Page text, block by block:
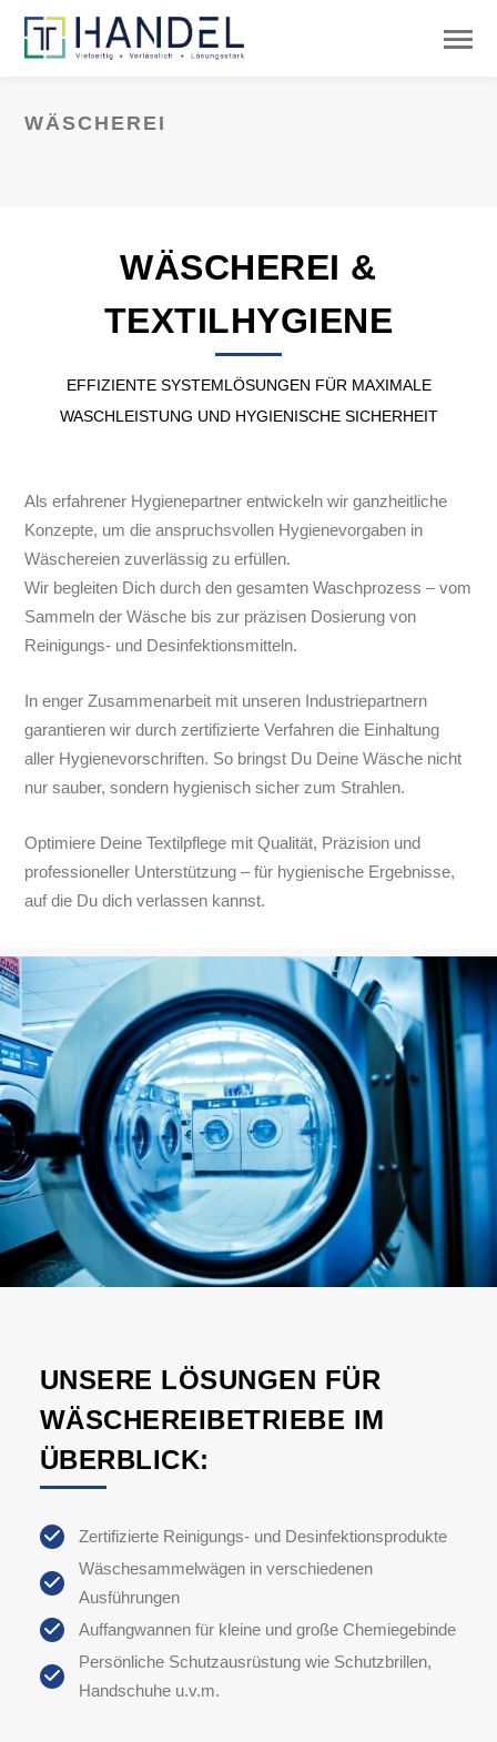
WÄSCHEREI
WÄSCHEREI &
TEXTILHYGIENE
EFFIZIENTE SYSTEMLÖSUNGEN FÜR MAXIMALE
WASCHLEISTUNG UND HYGIENISCHE SICHERHEIT
Als erfahrener Hygienepartner entwickeln wir ganzheitliche
Konzepte, um die anspruchsvollen Hygienevorgaben in
Wäschereien zuverlässig zu erfüllen.
Wir begleiten Dich durch den gesamten Waschprozess – vom
Sammeln der Wäsche bis zur präzisen Dosierung von
Reinigungs- und Desinfektionsmitteln.
In enger Zusammenarbeit mit unseren Industriepartnern
garantieren wir durch zertifizierte Verfahren die Einhaltung
aller Hygienevorschriften. So bringst Du Deine Wäsche nicht
nur sauber, sondern hygienisch sicher zum Strahlen.
Optimiere Deine Textilpflege mit Qualität, Präzision und
professioneller Unterstützung – für hygienische Ergebnisse,
auf die Du dich verlassen kannst.
UNSERE LÖSUNGEN FÜR
WÄSCHEREIBETRIEBE IM
ÜBERBLICK:
Zertifizierte Reinigungs- und Desinfektionsprodukte
Wäschesammelwägen in verschiedenen
Ausführungen
Auffangwannen für kleine und große Chemiegebinde
Persönliche Schutzausrüstung wie Schutzbrillen,
Handschuhe u.v.m.